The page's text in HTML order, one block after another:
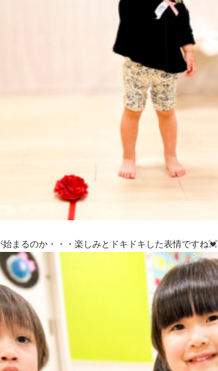
始まるのか・・・楽しみとドキドキした表情ですね💓